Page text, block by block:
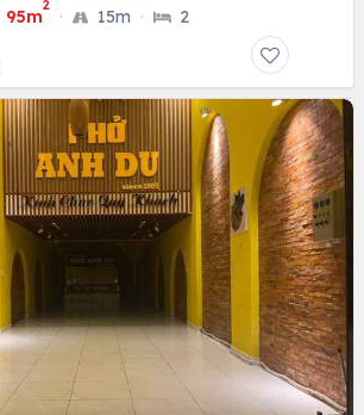
95m
2
· 15m · 2